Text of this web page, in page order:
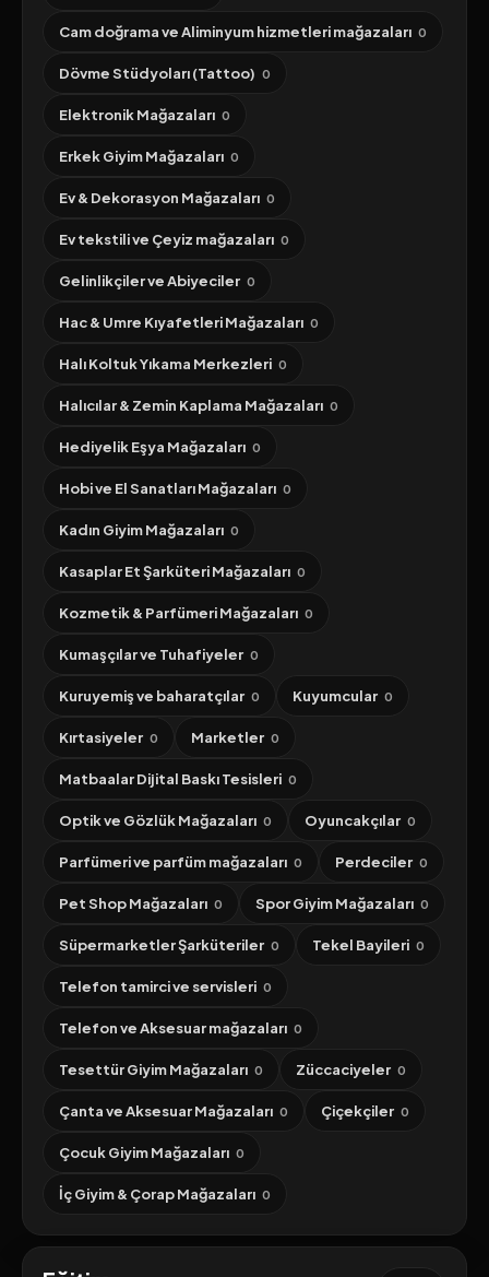
Cam doğrama ve Aliminyum hizmetleri mağazaları 0
Dövme Stüdyoları (Tattoo) 0
Elektronik Mağazaları 0
Erkek Giyim Mağazaları 0
Ev & Dekorasyon Mağazaları 0
Ev tekstili ve Çeyiz mağazaları 0
Gelinlikçiler ve Abiyeciler 0
Hac & Umre Kıyafetleri Mağazaları 0
Halı Koltuk Yıkama Merkezleri 0
Halıcılar & Zemin Kaplama Mağazaları 0
Hediyelik Eşya Mağazaları 0
Hobi ve El Sanatları Mağazaları 0
Kadın Giyim Mağazaları 0
Kasaplar Et Şarküteri Mağazaları 0
Kozmetik & Parfümeri Mağazaları 0
Kumaşçılar ve Tuhafiyeler 0
Kuruyemiş ve baharatçılar 0 Kuyumcular 0
Kırtasiyeler 0 Marketler 0
Matbaalar Dijital Baskı Tesisleri 0
Optik ve Gözlük Mağazaları 0 Oyuncakçılar 0
Parfümeri ve parfüm mağazaları 0 Perdeciler 0
Pet Shop Mağazaları 0 Spor Giyim Mağazaları 0
Süpermarketler Şarküteriler 0 Tekel Bayileri 0
Telefon tamirci ve servisleri 0
Telefon ve Aksesuar mağazaları 0
Tesettür Giyim Mağazaları 0 Züccaciyeler 0
Çanta ve Aksesuar Mağazaları 0 Çiçekçiler 0
Çocuk Giyim Mağazaları 0
İç Giyim & Çorap Mağazaları 0